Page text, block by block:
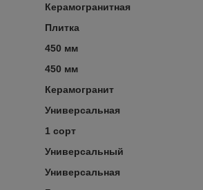
Керамогранитная
Плитка
450 мм
450 мм
Керамогранит
Универсальная
1 сорт
Универсальный
Универсальная